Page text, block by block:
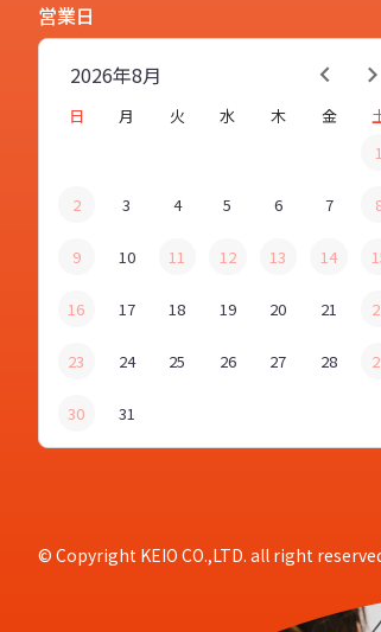
営業日
8月
2026年
日 月 火 水 木 金
1
2 3 4 5 6 7
9 10 11 12 13 14
16 17 18 19 20 21
23 24 25 26 27 28
30 31
© Copyright KEIO CO.,LTD. all right